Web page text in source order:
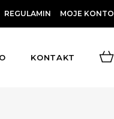
REGULAMIN MOJE KONTO
KONTAKT